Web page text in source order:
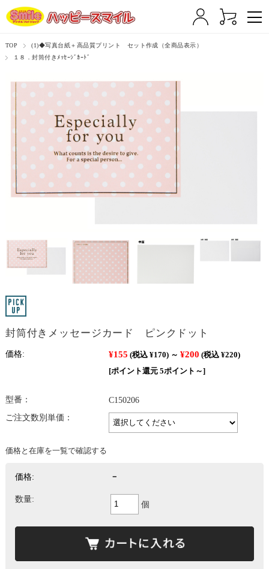
TOP
(1)◆写真台紙＋高品質プリント セット作成（全商品表示）
１８．封筒付きﾒｯｾｰｼﾞｶｰﾄﾞ
封筒付きメッセージカード ピンクドット
価格: ¥155 (税込 ¥170) ～ ¥200 (税込 ¥220)
[ポイント還元 5ポイント～]
型番：
C150206
ご注文数別単価：
価格と在庫を一覧で確認する
価格: －
数量:
個